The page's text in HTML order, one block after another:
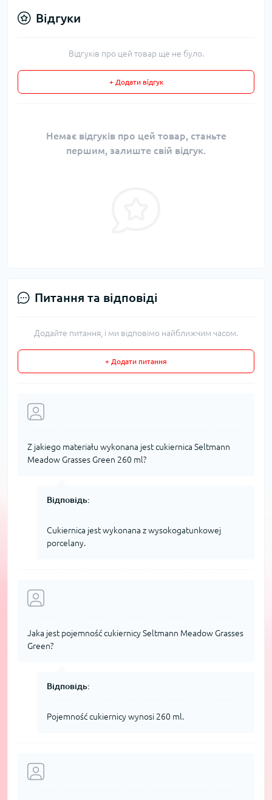
Відгуки
Відгуків про цей товар ще не було.
+ Додати відгук
Немає відгуків про цей товар, станьте
першим, залиште свій відгук.
Питання та відповіді
Додайте питання, і ми відповімо найближчим часом.
+ Додати питання
Z jakiego materiału wykonana jest cukiernica Seltmann
Meadow Grasses Green 260 ml?
Відповідь:
Cukiernica jest wykonana z wysokogatunkowej
porcelany.
Jaka jest pojemność cukiernicy Seltmann Meadow Grasses
Green?
Відповідь:
Pojemność cukiernicy wynosi 260 ml.